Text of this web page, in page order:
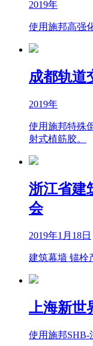
2019年
使用施邦高强
成都轨道
2019年
使用施邦特殊
射式植筋胶。
浙江省建
会
2019年1月18日
建筑幕墙 锚栓
上海新世
使用施邦SHB-